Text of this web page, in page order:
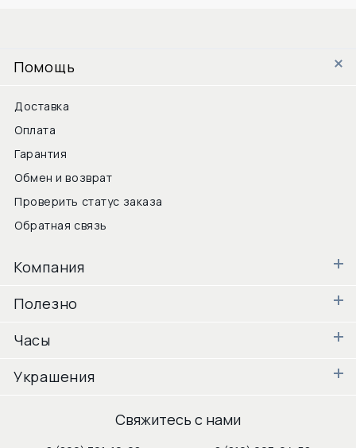
Помощь
Доставка
Оплата
Гарантия
Обмен и возврат
Проверить статус заказа
Обратная связь
Компания
Полезно
Часы
Украшения
Свяжитесь с нами